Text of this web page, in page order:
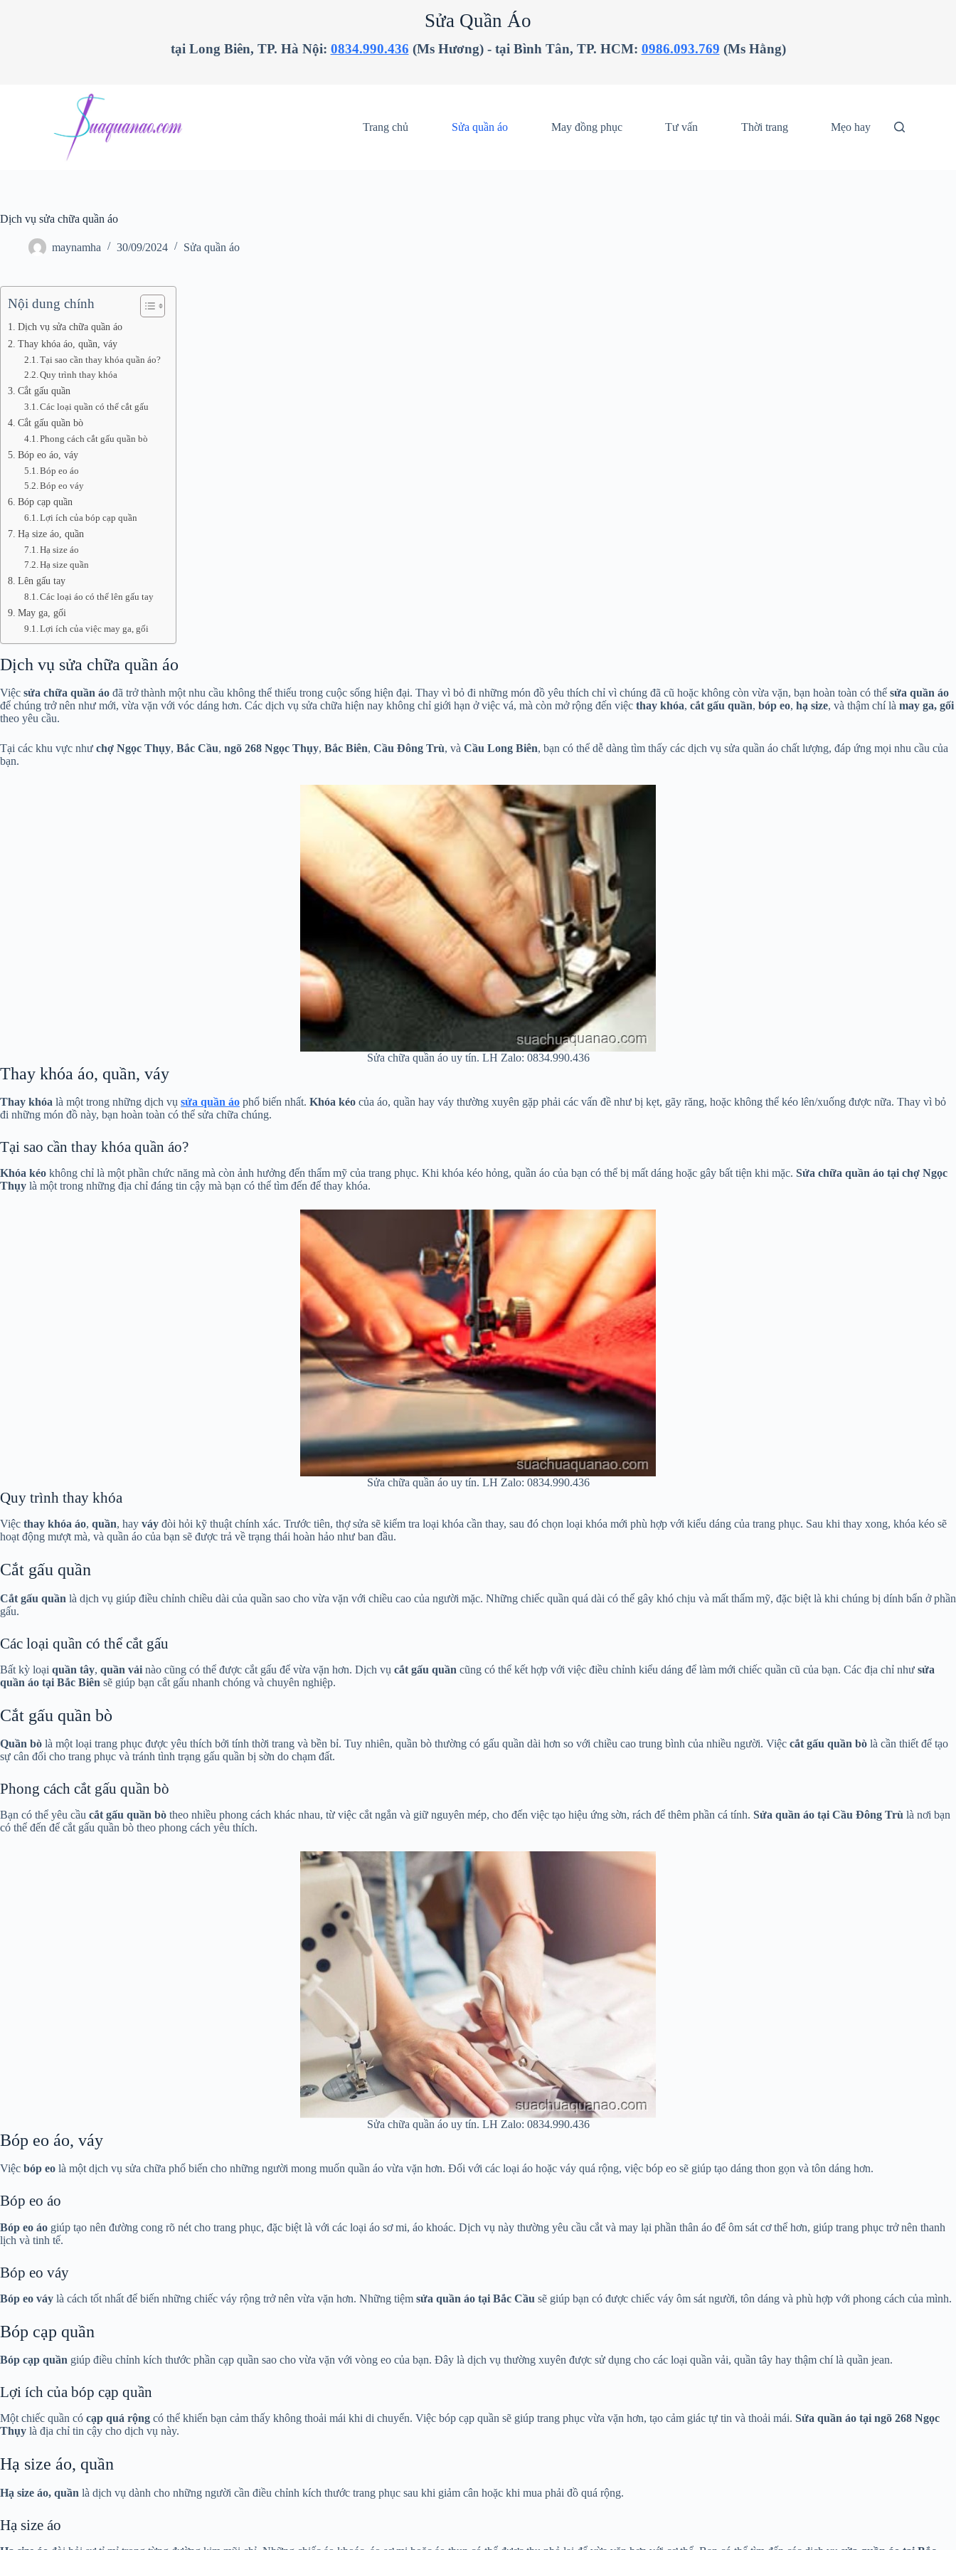
d
Sửa Quần Áo
tại Long Biên, TP. Hà Nội: 0834.990.436 (Ms Hương) - tại Bình Tân, TP. HCM: 0986.093.769 (Ms Hằng)
Trang chủ Sửa quần áo May đồng phục Tư vấn Thời trang Mẹo hay
Dịch vụ sửa chữa quần áo
maynamha 30/09/2024 Sửa quần áo
Nội dung chính
Dịch vụ sửa chữa quần áo
Thay khóa áo, quần, váy
Tại sao cần thay khóa quần áo?
Quy trình thay khóa
Cắt gấu quần
Các loại quần có thể cắt gấu
Cắt gấu quần bò
Phong cách cắt gấu quần bò
Bóp eo áo, váy
Bóp eo áo
Bóp eo váy
Bóp cạp quần
Lợi ích của bóp cạp quần
Hạ size áo, quần
Hạ size áo
Hạ size quần
Lên gấu tay
Các loại áo có thể lên gấu tay
May ga, gối
Lợi ích của việc may ga, gối
Dịch vụ sửa chữa quần áo
Việc sửa chữa quần áo đã trở thành một nhu cầu không thể thiếu trong cuộc sống hiện đại. Thay vì bỏ đi những món đồ yêu thích chỉ vì chúng đã cũ hoặc không còn vừa vặn, bạn hoàn toàn có thể sửa quần áo
để chúng trở nên như mới, vừa vặn với vóc dáng hơn. Các dịch vụ sửa chữa hiện nay không chỉ giới hạn ở việc vá, mà còn mở rộng đến việc thay khóa, cắt gấu quần, bóp eo, hạ size, và thậm chí là may ga, gối
theo yêu cầu.
Tại các khu vực như chợ Ngọc Thụy, Bắc Cầu, ngõ 268 Ngọc Thụy, Bắc Biên, Cầu Đông Trù, và Cầu Long Biên, bạn có thể dễ dàng tìm thấy các dịch vụ sửa quần áo chất lượng, đáp ứng mọi nhu cầu của
bạn.
Sửa chữa quần áo uy tín. LH Zalo: 0834.990.436
Thay khóa áo, quần, váy
Thay khóa là một trong những dịch vụ sửa quần áo phổ biến nhất. Khóa kéo của áo, quần hay váy thường xuyên gặp phải các vấn đề như bị kẹt, gãy răng, hoặc không thể kéo lên/xuống được nữa. Thay vì bỏ
đi những món đồ này, bạn hoàn toàn có thể sửa chữa chúng.
Tại sao cần thay khóa quần áo?
Khóa kéo không chỉ là một phần chức năng mà còn ảnh hưởng đến thẩm mỹ của trang phục. Khi khóa kéo hỏng, quần áo của bạn có thể bị mất dáng hoặc gây bất tiện khi mặc. Sửa chữa quần áo tại chợ Ngọc
Thụy là một trong những địa chỉ đáng tin cậy mà bạn có thể tìm đến để thay khóa.
Sửa chữa quần áo uy tín. LH Zalo: 0834.990.436
Quy trình thay khóa
Việc thay khóa áo, quần, hay váy đòi hỏi kỹ thuật chính xác. Trước tiên, thợ sửa sẽ kiểm tra loại khóa cần thay, sau đó chọn loại khóa mới phù hợp với kiểu dáng của trang phục. Sau khi thay xong, khóa kéo sẽ
hoạt động mượt mà, và quần áo của bạn sẽ được trả về trạng thái hoàn hảo như ban đầu.
Cắt gấu quần
Cắt gấu quần là dịch vụ giúp điều chỉnh chiều dài của quần sao cho vừa vặn với chiều cao của người mặc. Những chiếc quần quá dài có thể gây khó chịu và mất thẩm mỹ, đặc biệt là khi chúng bị dính bẩn ở phần
gấu.
Các loại quần có thể cắt gấu
Bất kỳ loại quần tây, quần vải nào cũng có thể được cắt gấu để vừa vặn hơn. Dịch vụ cắt gấu quần cũng có thể kết hợp với việc điều chỉnh kiểu dáng để làm mới chiếc quần cũ của bạn. Các địa chỉ như sửa
quần áo tại Bắc Biên sẽ giúp bạn cắt gấu nhanh chóng và chuyên nghiệp.
Cắt gấu quần bò
Quần bò là một loại trang phục được yêu thích bởi tính thời trang và bền bỉ. Tuy nhiên, quần bò thường có gấu quần dài hơn so với chiều cao trung bình của nhiều người. Việc cắt gấu quần bò là cần thiết để tạo
sự cân đối cho trang phục và tránh tình trạng gấu quần bị sờn do chạm đất.
Phong cách cắt gấu quần bò
Bạn có thể yêu cầu cắt gấu quần bò theo nhiều phong cách khác nhau, từ việc cắt ngắn và giữ nguyên mép, cho đến việc tạo hiệu ứng sờn, rách để thêm phần cá tính. Sửa quần áo tại Cầu Đông Trù là nơi bạn
có thể đến để cắt gấu quần bò theo phong cách yêu thích.
Sửa chữa quần áo uy tín. LH Zalo: 0834.990.436
Bóp eo áo, váy
Việc bóp eo là một dịch vụ sửa chữa phổ biến cho những người mong muốn quần áo vừa vặn hơn. Đối với các loại áo hoặc váy quá rộng, việc bóp eo sẽ giúp tạo dáng thon gọn và tôn dáng hơn.
Bóp eo áo
Bóp eo áo giúp tạo nên đường cong rõ nét cho trang phục, đặc biệt là với các loại áo sơ mi, áo khoác. Dịch vụ này thường yêu cầu cắt và may lại phần thân áo để ôm sát cơ thể hơn, giúp trang phục trở nên thanh
lịch và tinh tế.
Bóp eo váy
Bóp eo váy là cách tốt nhất để biến những chiếc váy rộng trở nên vừa vặn hơn. Những tiệm sửa quần áo tại Bắc Cầu sẽ giúp bạn có được chiếc váy ôm sát người, tôn dáng và phù hợp với phong cách của mình.
Bóp cạp quần
Bóp cạp quần giúp điều chỉnh kích thước phần cạp quần sao cho vừa vặn với vòng eo của bạn. Đây là dịch vụ thường xuyên được sử dụng cho các loại quần vải, quần tây hay thậm chí là quần jean.
Lợi ích của bóp cạp quần
Một chiếc quần có cạp quá rộng có thể khiến bạn cảm thấy không thoải mái khi di chuyển. Việc bóp cạp quần sẽ giúp trang phục vừa vặn hơn, tạo cảm giác tự tin và thoải mái. Sửa quần áo tại ngõ 268 Ngọc
Thụy là địa chỉ tin cậy cho dịch vụ này.
Hạ size áo, quần
Hạ size áo, quần là dịch vụ dành cho những người cần điều chỉnh kích thước trang phục sau khi giảm cân hoặc khi mua phải đồ quá rộng.
Hạ size áo